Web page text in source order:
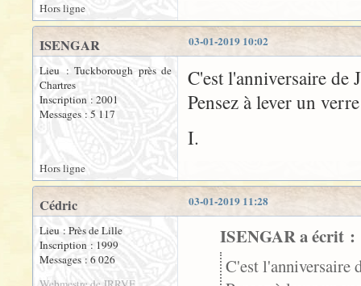
Hors ligne
03-01-2019 10:02
ISENGAR
Lieu : Tuckborough près de
Chartres
Inscription : 2001
Messages : 5 117
C'est l'anniversaire
Pensez à lever un
I.
Hors ligne
03-01-2019 11:28
Cédric
Lieu : Près de Lille
Inscription : 1999
Messages : 6 026
ISENGAR a écrit :
C'est l'anniversaire